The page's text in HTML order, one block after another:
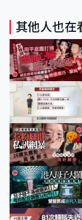
其他人也在